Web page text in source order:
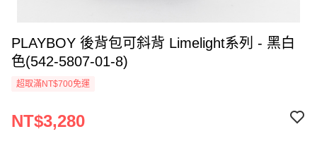
PLAYBOY 後背包可斜背 Limelight系列 - 黑白
色(542-5807-01-8)
超取滿NT$700免運
NT$3,280